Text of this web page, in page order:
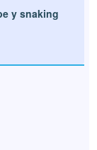
y snaking